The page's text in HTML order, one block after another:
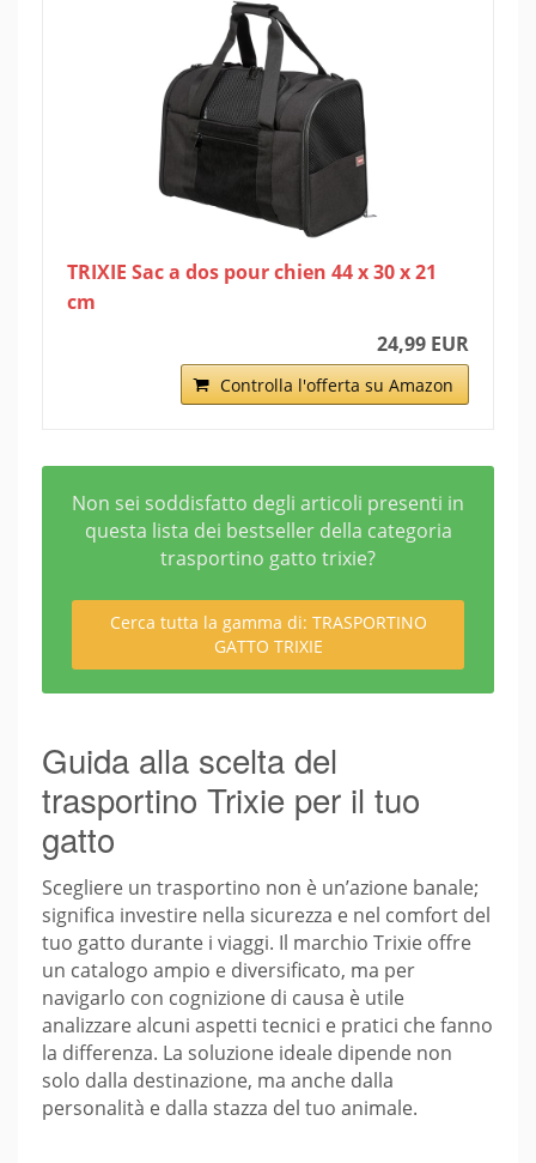
TRIXIE Sac a dos pour chien 44 x 30 x 21
cm
24,99 EUR
Controlla l'offerta su Amazon
Non sei soddisfatto degli articoli presenti in
questa lista dei bestseller della categoria
trasportino gatto trixie?
Cerca tutta la gamma di: TRASPORTINO
GATTO TRIXIE
Guida alla scelta del
trasportino Trixie per il tuo
gatto
Scegliere un trasportino non è un’azione banale;
significa investire nella sicurezza e nel comfort del
tuo gatto durante i viaggi. Il marchio Trixie offre
un catalogo ampio e diversificato, ma per
navigarlo con cognizione di causa è utile
analizzare alcuni aspetti tecnici e pratici che fanno
la differenza. La soluzione ideale dipende non
solo dalla destinazione, ma anche dalla
personalità e dalla stazza del tuo animale.